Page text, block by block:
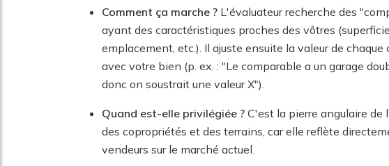
Comment ça marche ? L'évaluateur recherche des
ayant des caractéristiques proches des vôtres
emplacement, etc.). Il ajuste ensuite la valeur de
avec votre bien (p. ex. : "Le comparable a un garage
donc on soustrait une valeur X").
Quand est-elle privilégiée ? C'est la pierre angulaire
des copropriétés et des terrains, car elle reflète
vendeurs sur le marché actuel.